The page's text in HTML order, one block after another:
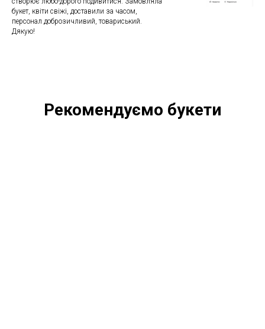
букет, квіти свіжі, доставили за часом,
персонал доброзичливий, товариський.
Дякую!
Рекомендуємо букети